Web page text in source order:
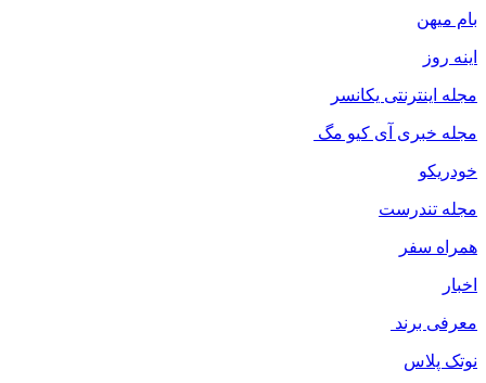
بام میهن
اینه روز
مجله اینترنتی یکانسر
مجله خبری آی کیو مگ
خودریکو
مجله‌ تندرست
همراه سفر
اخبار
معرفی برند
نوتک پلاس